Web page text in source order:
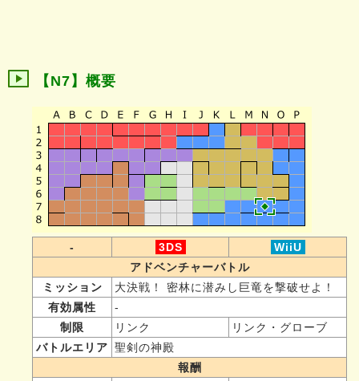
【N7】概要
- 3DS
WiiU
アドベンチャーバトル
ミッション
大決戦！ 密林に潜みし巨竜を撃破せよ！
有効属性
-
制限
リンク
リンク・グローブ
バトルエリア 聖剣の神殿
報酬